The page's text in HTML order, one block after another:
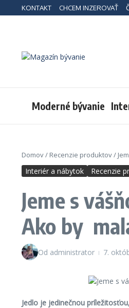
Preskočiť na obsah
KONTAKT CHCEM INZEROVAŤ
Moderné bývanie
Domov/ Recenzie produktov/
Interiér a nábytok Recenzie
Jeme s
Ako by
Od administrator 7.
Jedlo je jedinečnou